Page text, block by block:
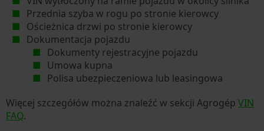
Przednia szyba w rogu po stronie kierowcy
Ościeżnica drzwi po stronie kierowcy
Dokumentacja pojazdu
Dokumenty rejestracyjne pojazdu
Umowa kupna
Polisa ubezpieczeniowa lub leasingowa
Więcej szczegółów można znaleźć w sekcji Agrogép VIN
FAQ.